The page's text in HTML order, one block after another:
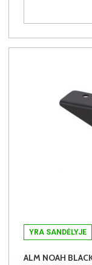
YRA SANDĖLYJE